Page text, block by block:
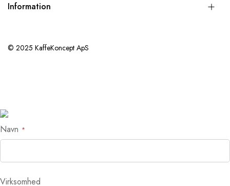
Information
© 2025 KaffeKoncept ApS
Navn
Virksomhed